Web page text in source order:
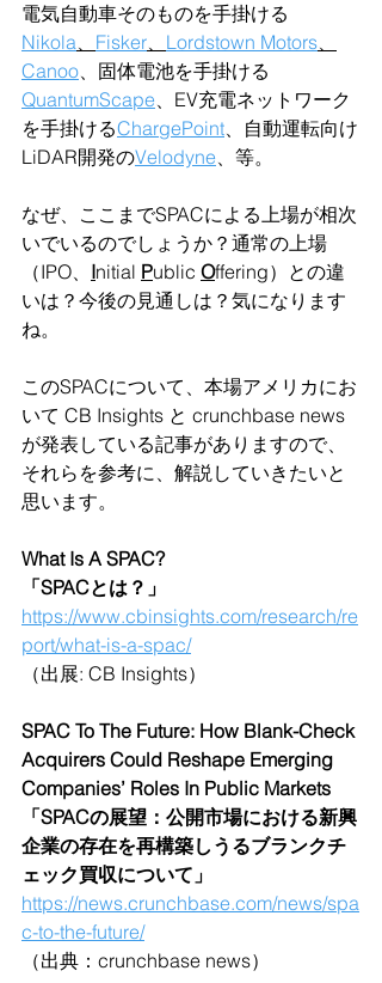
電気自動車そのものを手掛ける
Nikola、 Fisker、 Lordstown Motors、
Canoo、固体電池を手掛ける
QuantumScape、EV充電ネットワーク
を手掛けるChargePoint、自動運転向け
LiDAR開発のVelodyne、等。
なぜ、ここまでSPACによる上場が相次
いでいるのでしょうか？通常の上場
（IPO、 Initial Public Offering）との違
いは？今後の見通しは？気になります
ね。
このSPACについて、本場アメリカにお
いて CB Insights と crunchbase news
が発表している記事がありますので、
それらを参考に、解説していきたいと
思います。
What Is A SPAC?
「SPACとは？」
https://www.cbinsights.com/research/re
port/what-is-a-spac/
（出展: CB Insights）
SPAC To The Future: How Blank-Check
Acquirers Could Reshape Emerging
Companies’ Roles In Public Markets
「SPACの展望：公開市場における新興
企業の存在を再構築しうるブランクチ
ェック買収について」
https://news.crunchbase.com/news/spa
c-to-the-future/
（出典：crunchbase news）